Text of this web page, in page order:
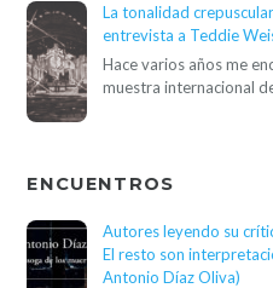
La tonalidad
entrevista a Teddie
Hace varios años me
muestra internacional
ENCUENTROS
Autores leyendo su
El resto son
Antonio Díaz Oliva)